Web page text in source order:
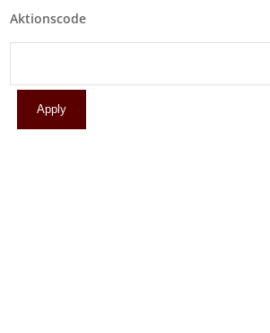
Aktionscode